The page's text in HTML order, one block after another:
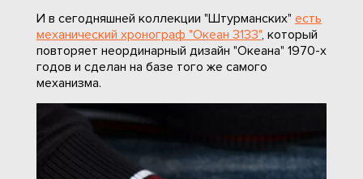
И в сегодняшней коллекции "Штурманских" есть
механический хронограф "Океан 3133", который
повторяет неординарный дизайн "Океана" 1970-х
годов и сделан на базе того же самого
механизма.